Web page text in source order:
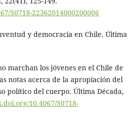
S0718-22362014000200006
y democracia en Chile. Última
marchan los jóvenes en el Chile de
notas acerca de la apropiación del
político del cuerpo. Última Década,
10.4067/S0718-